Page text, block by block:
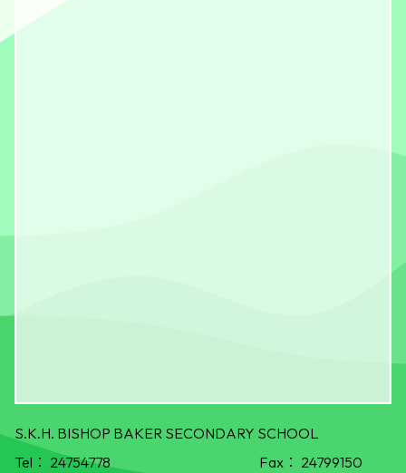
S.K.H. BISHOP BAKER SECONDARY SCHOOL
Tel： 24754778 Fax： 24799150